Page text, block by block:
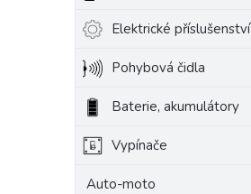
Elektrické příslušenství
Pohybová čidla
Baterie, akumulátory
Vypínače
Auto-moto